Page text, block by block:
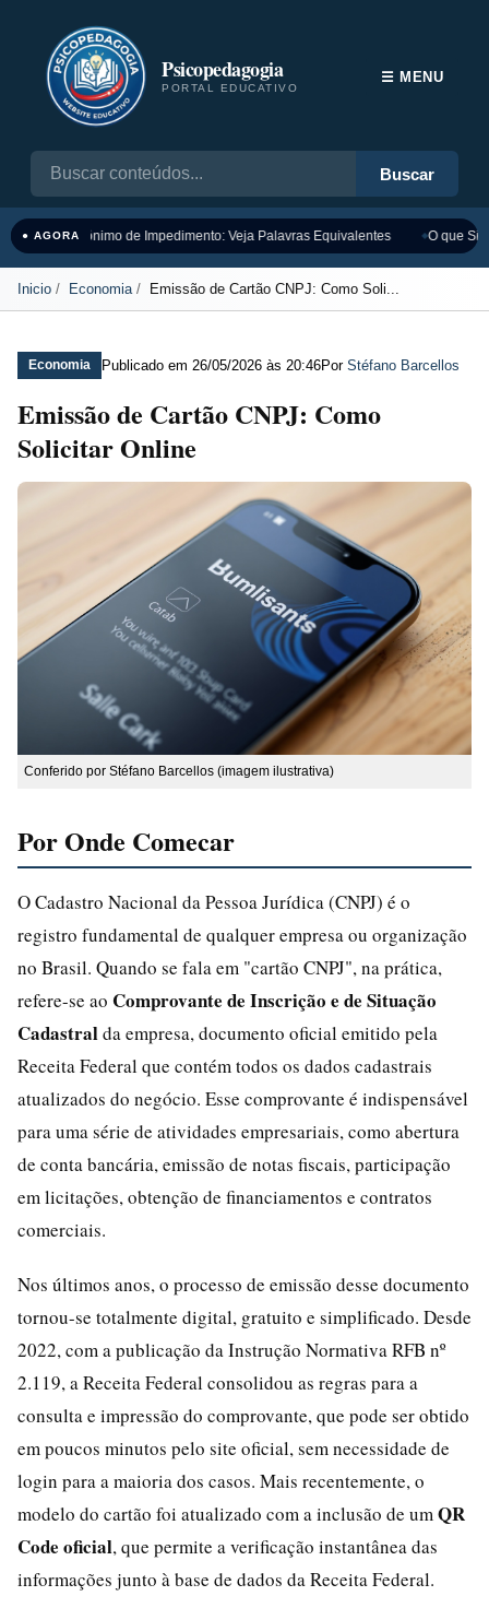
Psicopedagogia
PORTAL EDUCATIVO
Buscar
☰ MENU
● AGORASinônimo de Impedimento: Veja Palavras Equivalentes O que
Inicio Economia Emissão de Cartão CNPJ: Como Soli...
Economia Publicado em 26/05/2026 às 20:46Por Stéfano Barcellos
Emissão de Cartão CNPJ: Como
Solicitar Online
Conferido por Stéfano Barcellos (imagem ilustrativa)
Por Onde Comecar
O Cadastro Nacional da Pessoa Jurídica (CNPJ) é o
registro fundamental de qualquer empresa ou organização
no Brasil. Quando se fala em "cartão CNPJ", na prática,
refere-se ao Comprovante de Inscrição e de Situação
Cadastralda empresa, documento oficial emitido pela
Receita Federal que contém todos os dados cadastrais
atualizados do negócio. Esse comprovante é indispensável
para uma série de atividades empresariais, como abertura
de conta bancária, emissão de notas fiscais, participação
em licitações, obtenção de financiamentos e contratos
comerciais.
Nos últimos anos, o processo de emissão desse documento
tornou-se totalmente digital, gratuito e simplificado. Desde
2022, com a publicação da Instrução Normativa RFB nº
2.119, a Receita Federal consolidou as regras para a
consulta e impressão do comprovante, que pode ser obtido
em poucos minutos pelo site oficial, sem necessidade de
login para a maioria dos casos. Mais recentemente, o
modelo do cartão foi atualizado com a inclusão de um QR
Code oficial, que permite a verificação instantânea das
informações junto à base de dados da Receita Federal.